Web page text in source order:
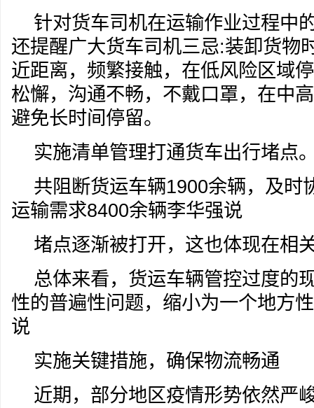
针对货车司机在运输作业过程中
还提醒广大货车司机三忌:装卸货物
近距离，频繁接触，在低风险区域
松懈，沟通不畅，不戴口罩，在中
避免长时间停留。
实施清单管理打通货车出行堵点
共阻断货运车辆1900余辆，及时
运输需求8400余辆李华强说
堵点逐渐被打开，这也体现在相
总体来看，货运车辆管控过度的
性的普遍性问题，缩小为一个地方
说
实施关键措施，确保物流畅通
近期，部分地区疫情形势依然严